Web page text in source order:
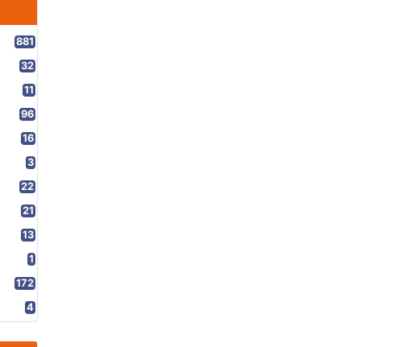
881
32
11
96
16
3
22
21
13
1
172
4